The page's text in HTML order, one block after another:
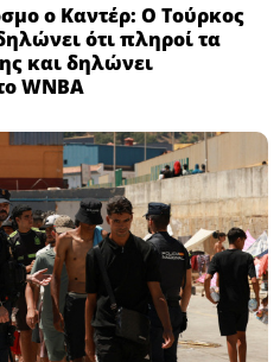
ο Καντέρ: Ο Τούρκος
ότι πληροί τα
και δηλώνει
WNBA